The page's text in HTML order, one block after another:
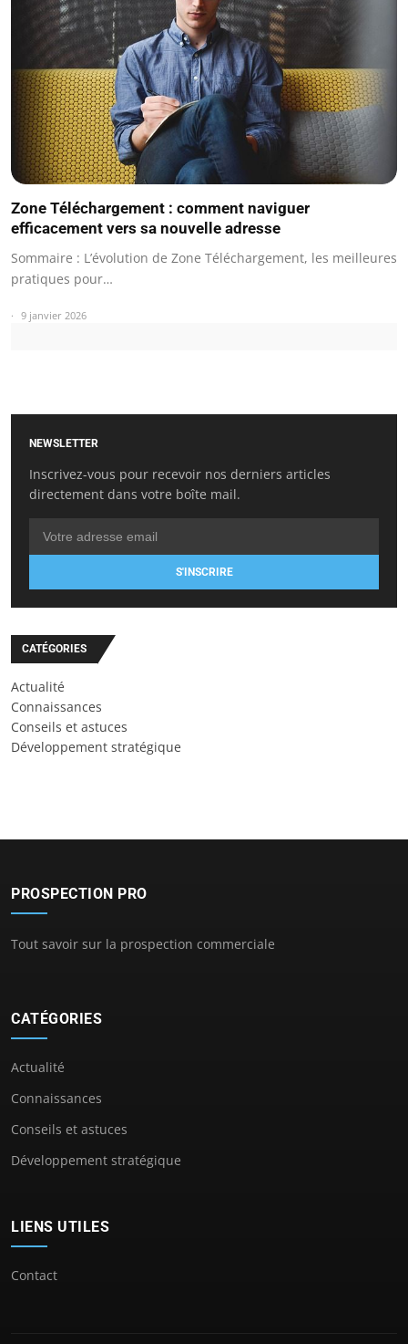
Zone Téléchargement : comment naviguer
efficacement vers sa nouvelle adresse
Sommaire : L’évolution de Zone Téléchargement, les meilleures
pratiques pour…
9 janvier 2026
NEWSLETTER
Inscrivez-vous pour recevoir nos derniers articles
directement dans votre boîte mail.
S'INSCRIRE
CATÉGORIES
Actualité
Connaissances
Conseils et astuces
Développement stratégique
PROSPECTION PRO
Tout savoir sur la prospection commerciale
CATÉGORIES
Actualité
Connaissances
Conseils et astuces
Développement stratégique
LIENS UTILES
Contact